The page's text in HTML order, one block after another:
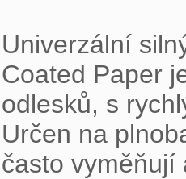
Univerzální
Coated Paper
odlesků, s
Určen na
často vyměňují